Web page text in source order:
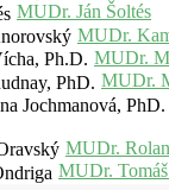
MUDr. Ján Šoltés
MUDr.
MUDr.
MUDr.
MUDr.
MUDr.